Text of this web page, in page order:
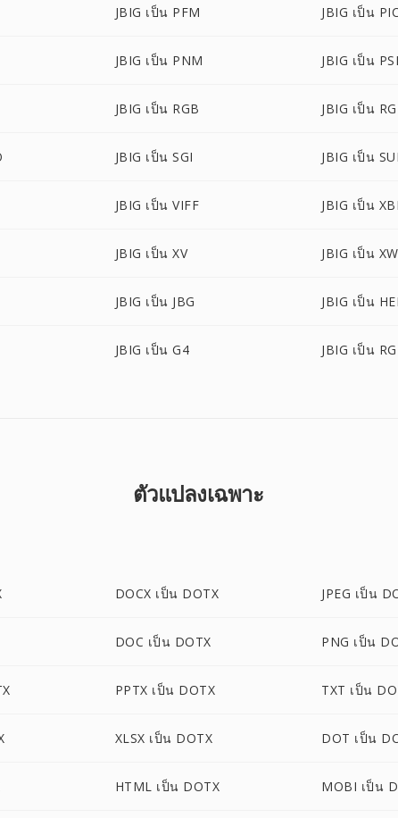
JBIG เป็น PFM JBIG เป็น
JBIG เป็น PNM JBIG เป็น
JBIG เป็น RGB JBIG เป็น
JBIG เป็น SGI JBIG เป็น
JBIG เป็น VIFF JBIG เป็น
JBIG เป็น XV JBIG เป็น
JBIG เป็น JBG JBIG เป็น
JBIG เป็น G4 JBIG เป็น
ตัวแปลงเฉพาะ
DOCX เป็น DOTX JPEG เป็น
DOC เป็น DOTX PNG เป็น
PPTX เป็น DOTX TXT เป็น
XLSX เป็น DOTX DOT เป็น
HTML เป็น DOTX MOBI เป็น